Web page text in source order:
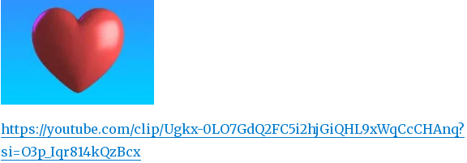
https://youtube.com/clip/Ugkx-0LO7GdQ2FC5i2hjGiQHL9xWqCcCHAnq?
si=O3p_Iqr814kQzBcx